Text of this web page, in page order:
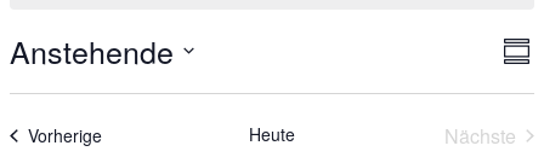
Anstehende
VorherigeVeranstaltungen Heute
Nächste